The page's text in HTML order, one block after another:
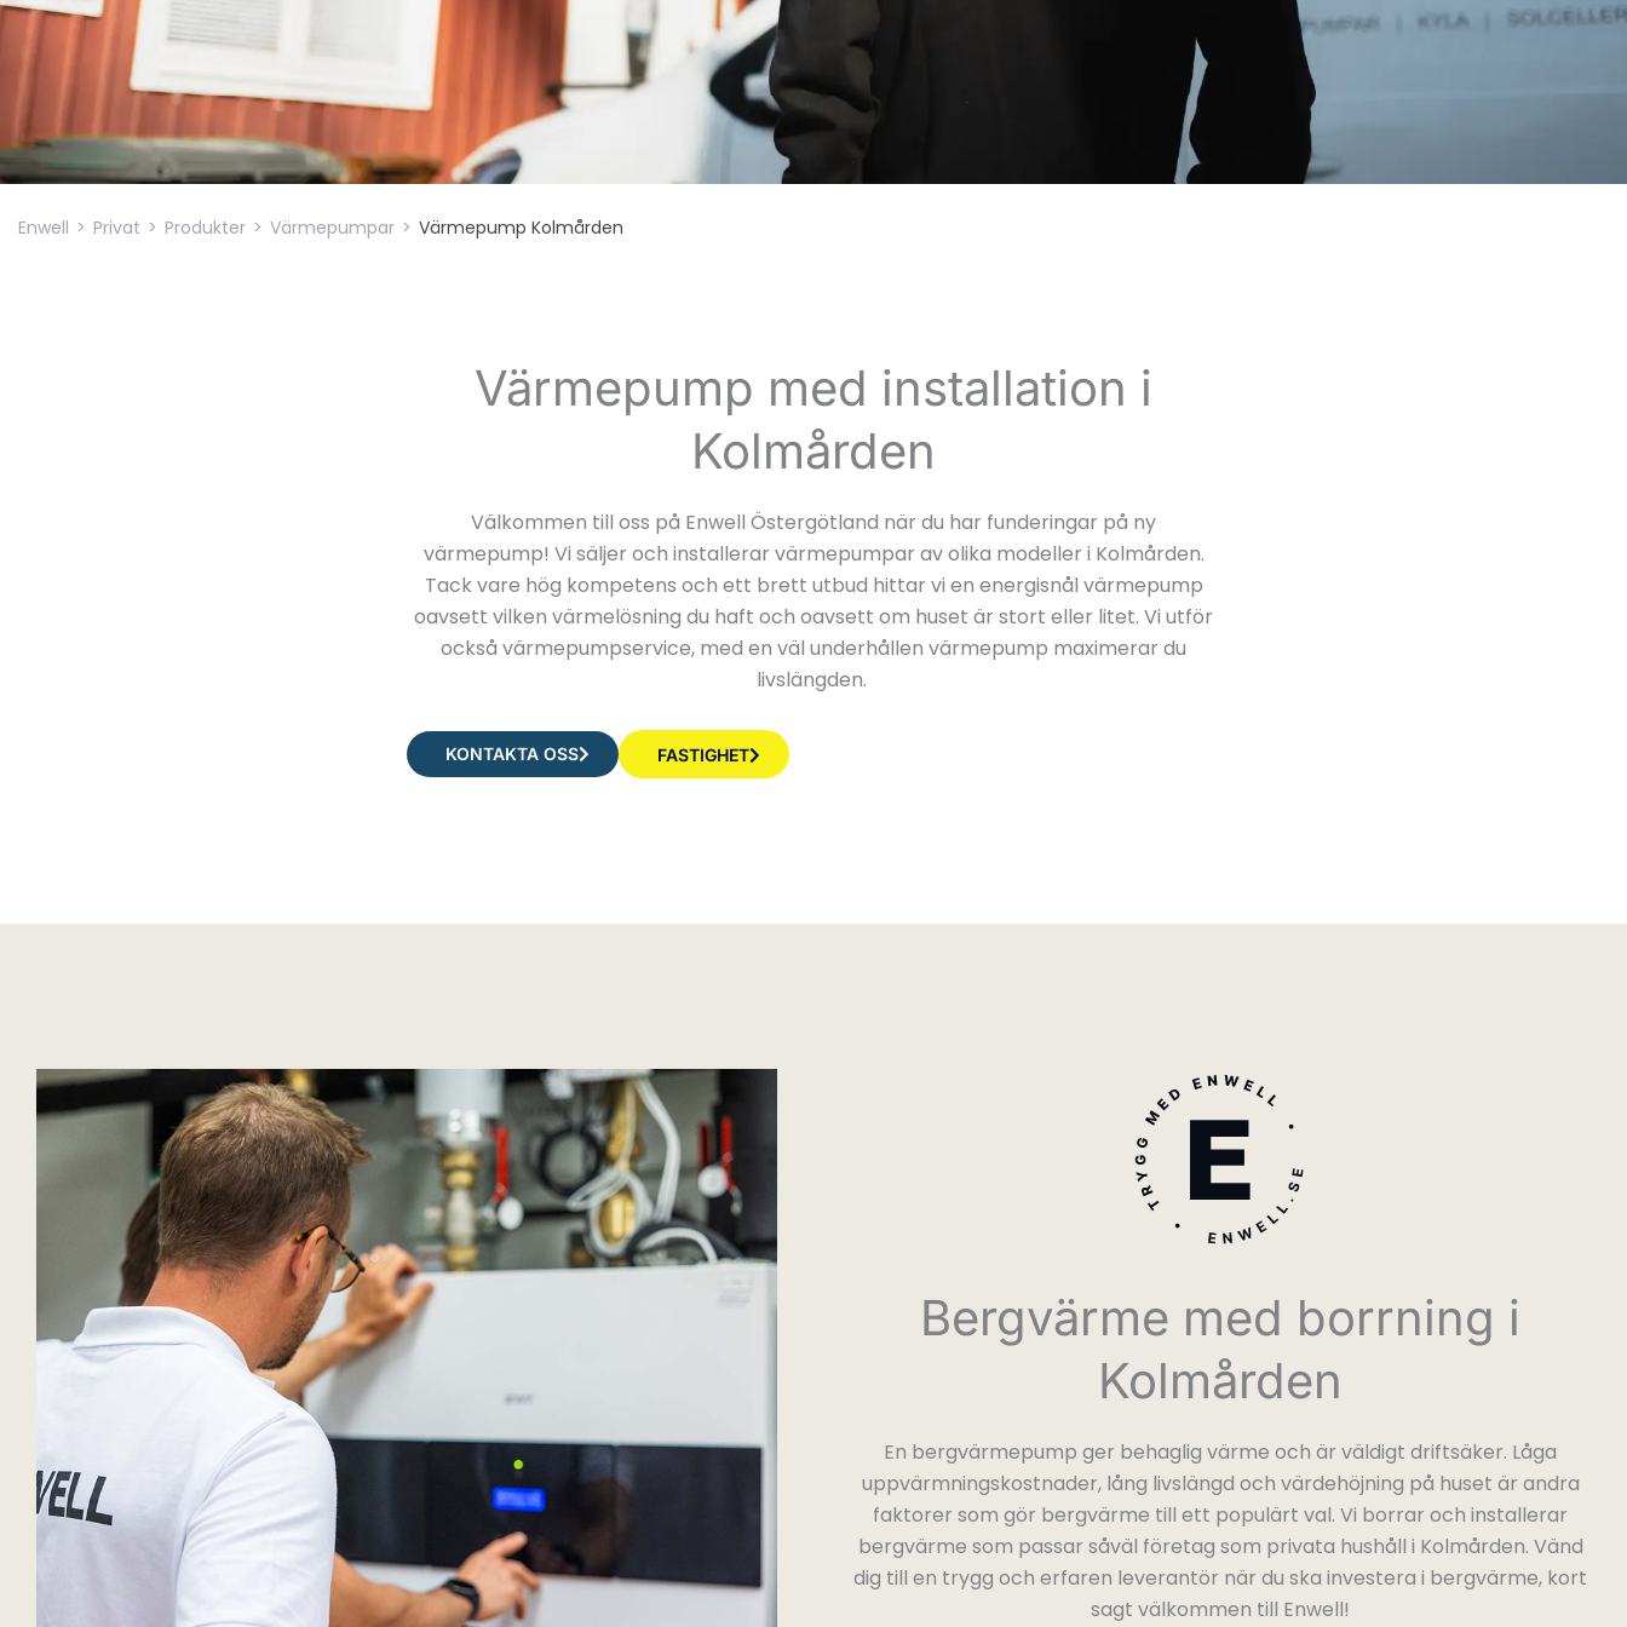
Enwell > Privat > Produkter > Värmepumpar > Värmepump Kolmården
Värmepump med installation i
Kolmården
Välkommen till oss på Enwell Östergötland när du har funderingar på ny
värmepump! Vi säljer och installerar värmepumpar av olika modeller i Kolmården.
Tack vare hög kompetens och ett brett utbud hittar vi en energisnål värmepump
oavsett vilken värmelösning du haft och oavsett om huset är stort eller litet. Vi utför
också värmepumpservice, med en väl underhållen värmepump maximerar du
livslängden.
KONTAKTA OSS FASTIGHET
Bergvärme med borrning i
Kolmården
En bergvärmepump ger behaglig värme och är väldigt driftsäker. Låga
uppvärmningskostnader, lång livslängd och värdehöjning på huset är andra
faktorer som gör bergvärme till ett populärt val. Vi borrar och installerar
bergvärme som passar såväl företag som privata hushåll i Kolmården. Vänd
dig till en trygg och erfaren leverantör när du ska investera i bergvärme, kort
sagt välkommen till Enwell!